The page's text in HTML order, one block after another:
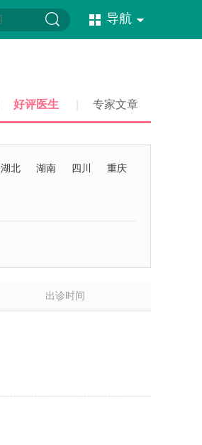
导航
好评医生 专家文章
湖北 湖南 四川 重庆
出诊时间